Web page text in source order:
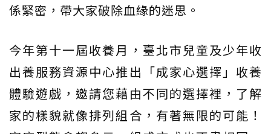
係緊密，帶大家破除血緣的迷思。
今年第十一屆收養月，臺北市兒童及少年收
出養服務資源中心推出「成家心選擇」收養
體驗遊戲，邀請您藉由不同的選擇裡，了解
家的樣貌就像排列組合，有著無限的可能！